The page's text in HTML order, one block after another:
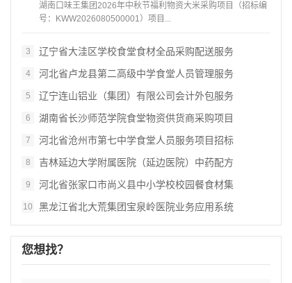
湖南口味王集团2026年中秋节福利物资大米采购项目（招标编
号：KWW2026080500001）项目...
3 辽宁省大洼区学校食堂食材全品采购配送服务
4 河北省卢龙县第二高级中学食堂人员管理服务
5 辽宁连山铝业（集团）有限公司会计外包服务
6 湖南省长沙师范学院食堂物资供货商采购项目
7 河北省沧州市第七中学食堂人员服务项目招标
8 吉林延边大学附属医院（延边医院）中药配方
9 河北省张家口市尚义县中小学校校园餐食材集
10 黑龙江省北大荒集团宝泉岭医院业务应用系统
您想找？